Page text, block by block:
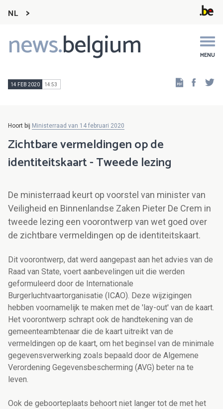
NL
news.belgium MENU
Main
navigation
14 FEB 2020 14:53
Hoort bij Ministerraad van 14 februari 2020
Zichtbare vermeldingen op de
identiteitskaart - Tweede lezing
De ministerraad keurt op voorstel van minister van
Veiligheid en Binnenlandse Zaken Pieter De Crem in
tweede lezing een voorontwerp van wet goed over
de zichtbare vermeldingen op de identiteitskaart.
Dit voorontwerp, dat werd aangepast aan het advies van de
Raad van State, voert aanbevelingen uit die werden
geformuleerd door de Internationale
Burgerluchtvaartorganisatie (ICAO). Deze wijzigingen
hebben voornamelijk te maken met de 'lay-out' van de kaart.
Het voorontwerp schrapt ook de handtekening van de
gemeenteambtenaar die de kaart uitreikt van de
vermeldingen op de kaart, om het beginsel van de minimale
gegevensverwerking zoals bepaald door de Algemene
Verordening Gegevensbescherming (AVG) beter na te
leven.
Ook de geboorteplaats behoort niet langer tot de met het